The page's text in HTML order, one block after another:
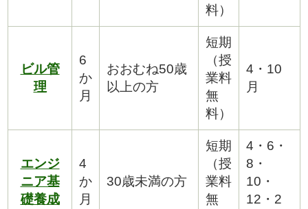
料）
ビル管
理
6
か
月
おおむね50歳
以上の方
短期
（授
業料
無
料）
4・10
月
エンジ
ニア基
礎養成
4
か
月
30歳未満の方
短期
（授
業料
無
4・6・
8・
10・
12・2